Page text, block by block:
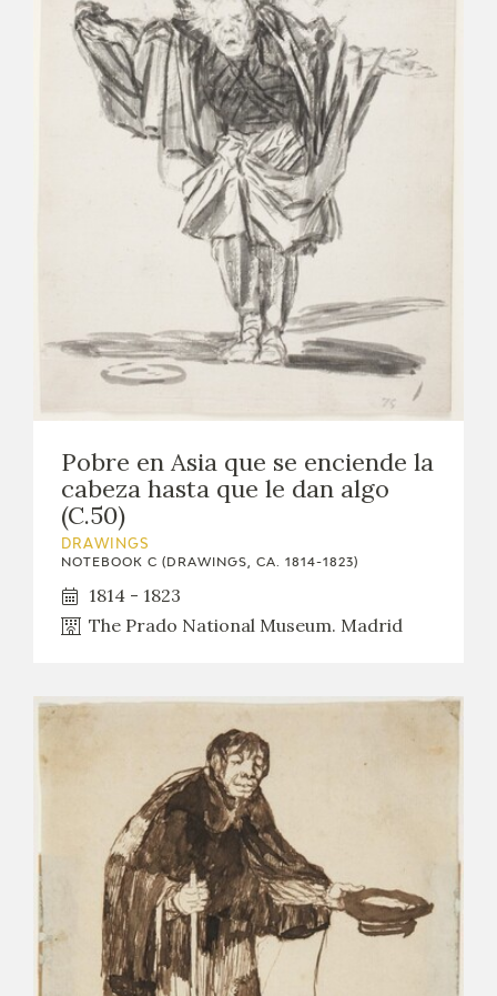
ONLINE SHOP
ARASAAC
Pobre en Asia que se enciende la
cabeza hasta que le dan algo
(C.50)
DRAWINGS
NOTEBOOK C (DRAWINGS, CA. 1814-1823)
1814 - 1823
The Prado National Museum. Madrid